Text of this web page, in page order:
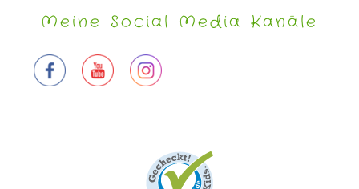
Meine Social Media Kanäle